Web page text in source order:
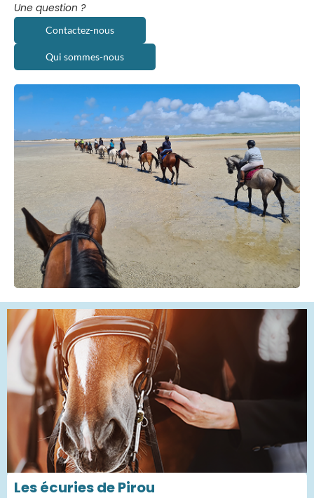
Une question ?
Contactez-nous
Qui sommes-nous
Les écuries de Pirou